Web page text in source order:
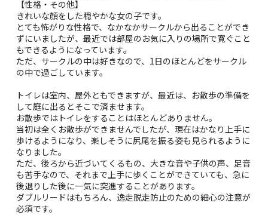
【性格・その他】
きれいな顔をした穏やかな女の子です。
とても怖がりな性格で、なかなかサークルから出ることができ
ずにいましたが、最近では部屋のお気に入りの場所で寛ぐこと
もできるようになっています。
ただ、サークルの中は好きなので、1日のほとんどをサークル
の中で過ごしています。
トイレは室内、屋外ともできますが、最近は、お散歩の準備を
して庭に出るとそこで済ませます。
お散歩ではトイレをすることはほとんどありません。
当初は全くお散歩ができませんでしたが、現在はかなり上手に
歩けるようになり、楽しそうに尻尾を振る姿も見られるように
なりました。
ただ、後ろから近づいてくるもの、大きな音や子供の声、足音
も苦手なので、それまで上手に歩くことができていても、急に
後退りした後に一気に突進することがあります。
ダブルリードはもちろん、逸走脱走防止のための細心の注意が
必須です。